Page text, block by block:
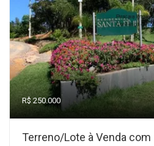
R$ 250.000
Terreno/Lote à Venda com